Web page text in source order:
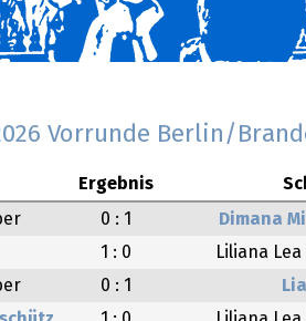
Vorrunde Berlin/
Ergebnis
0 : 1 Dimana
1 : 0
Liliana
0 : 1